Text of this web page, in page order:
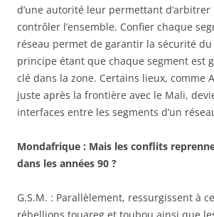
d’une autorité leur permettant
contrôler l’ensemble. Confier chaque
réseau permet de garantir la sécurité du
principe étant que chaque segment est
clé dans la zone. Certains lieux, comme
juste après la frontière avec le Mali,
interfaces entre les segments d’un
Mondafrique : Mais les conflits
dans les années 90 ?
G.S.M. : Parallèlement, ressurgissent à